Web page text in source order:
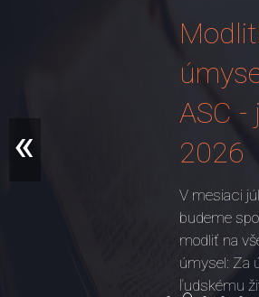
ASC -
2026
V mesiaci
budeme
modliť na
úmysel: Za
ľudskému
«